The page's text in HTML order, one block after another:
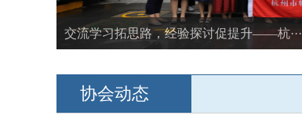
交流学习拓思路，经验探讨促提升——杭···
协会动态